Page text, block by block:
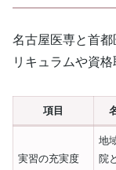
名古屋医専と首
リキュラムや資
項目
実習の充実度
地
院